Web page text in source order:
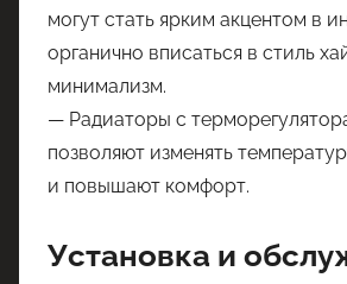
могут стать ярким акцентом в
органично вписаться в стиль
минимализм.
— Радиаторы с
позволяют изменять
и повышают комфорт.
Установка и